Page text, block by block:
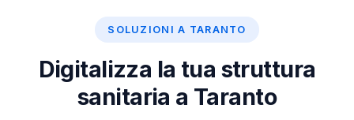
SOLUZIONI A TARANTO
Digitalizza la tua struttura
sanitaria a Taranto